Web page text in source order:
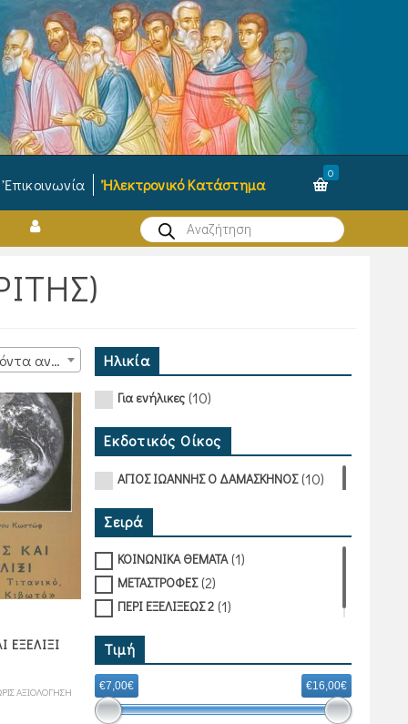
Ἐπικοινωνία Ἠλεκτρονικό Κατάστημα
0
Products
search
15 προϊόντα ανά σελίδα
ΕΞΕΛΙΞΙ
ΑΞΙΟΛΟΓΗΣΗ
Ηλικία
Για ενήλικες(10)
Εκδοτικός Οίκος
ΑΓΙΟΣ ΙΩΑΝΝΗΣ Ο ΔΑΜΑΣΚΗΝΟΣ(10)
Σειρά
ΚΟΙΝΩΝΙΚΑ ΘΕΜΑΤΑ(1)
ΜΕΤΑΣΤΡΟΦΕΣ(2)
ΠΕΡΙ ΕΞΕΛΙΞΕΩΣ 2(1)
Τιμή
€7,00€ €16,00€